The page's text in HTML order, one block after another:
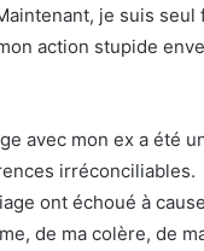
je suis seul
action stupide
avec mon ex a été
ont échoué à
de ma colère, de